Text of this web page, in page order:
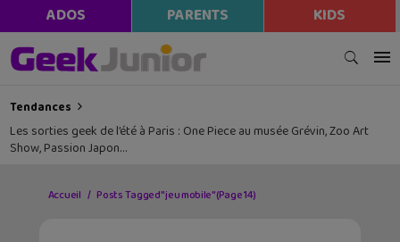
ADOS PARENTS KIDS
Tendances
Les sorties geek de l’été à Paris : One Piece au musée Grévin, Zoo Art
Show, Passion Japon…
Accueil Posts Tagged "jeu mobile"(Page 14)